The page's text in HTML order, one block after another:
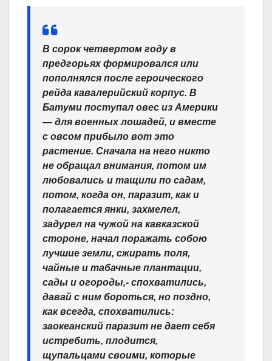
В сорок четвертом году в
предгорьях формировался или
пополнялся после героического
рейда кавалерийский корпус. В
Батуми поступал овес из Америки
— для военных лошадей, и вместе
с овсом прибыло вот это
растение. Сначала на него никто
не обращал внимания, потом им
любовались и тащили по садам,
потом, когда он, паразит, как и
полагается янки, захмелел,
задурел на чужой на кавказской
стороне, начал поражать собою
лучшие земли, сжирать поля,
чайные и табачные плантации,
сады и огороды,- спохватились,
давай с ним бороться, но поздно,
как всегда, спохватились:
заокеанский паразит не дает себя
истребить, плодится,
щупальцами своими, которые